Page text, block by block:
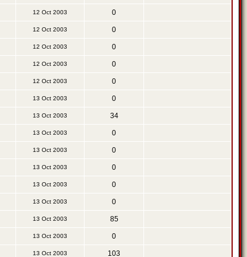
12 Oct 2003 0
12 Oct 2003 0
12 Oct 2003 0
12 Oct 2003 0
12 Oct 2003 0
13 Oct 2003 0
13 Oct 2003 34
13 Oct 2003 0
13 Oct 2003 0
13 Oct 2003 0
13 Oct 2003 0
13 Oct 2003 0
13 Oct 2003 85
13 Oct 2003 0
13 Oct 2003 103